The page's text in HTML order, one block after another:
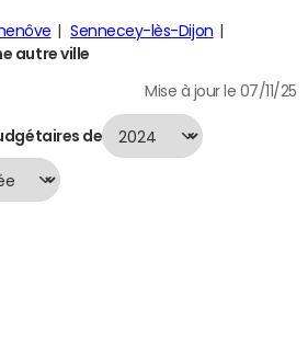
Sennecey-lès-Dijon
autre ville
Mise à jour le 07/11/25
de